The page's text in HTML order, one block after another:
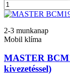
2-3 munkanap
Mobil klíma
MASTER
kivezetéssel)